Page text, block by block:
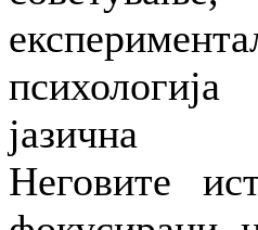
јазична
Неговите